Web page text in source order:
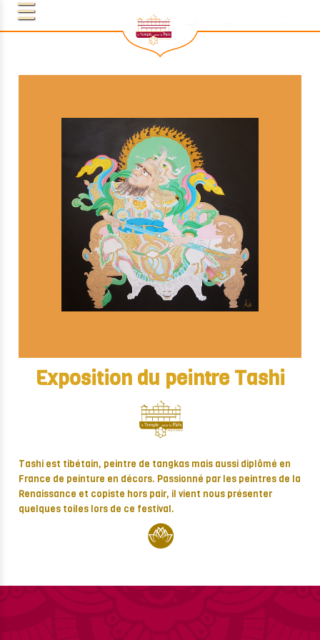
Exposition du peintre Tashi
Tashi est tibétain, peintre de tangkas mais aussi diplômé en
France de peinture en décors. Passionné par les peintres de la
Renaissance et copiste hors pair, il vient nous présenter
quelques toiles lors de ce festival.